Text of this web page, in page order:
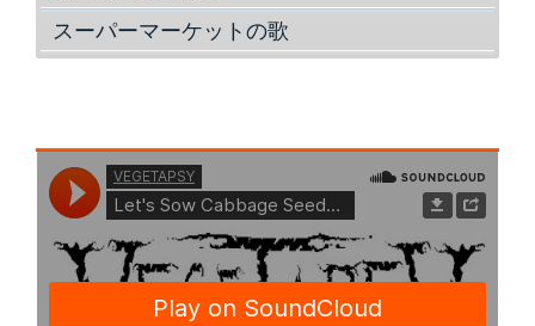
スーパーマーケットの歌